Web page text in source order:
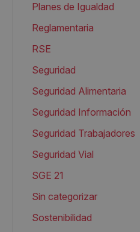
Planes de Igualdad
Reglamentaria
RSE
Seguridad
Seguridad Alimentaria
Seguridad Información
Seguridad Trabajadores
Seguridad Vial
SGE 21
Sin categorizar
Sostenibilidad